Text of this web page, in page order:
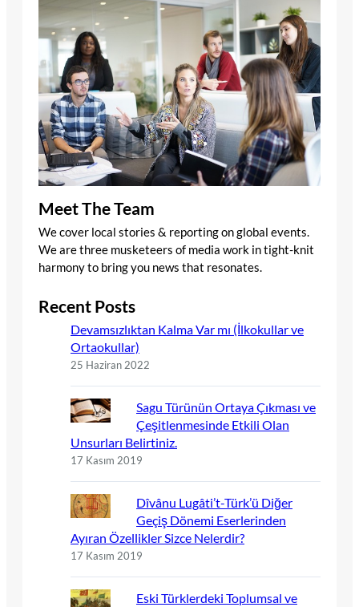
Meet The Team
We cover local stories & reporting on global events.
We are three musketeers of media work in tight-knit
harmony to bring you news that resonates.
Recent Posts
Devamsızlıktan Kalma Var mı (İlkokullar ve
Ortaokullar)
25 Haziran 2022
Sagu Türünün Ortaya Çıkması ve
Çeşitlenmesinde Etkili Olan
Unsurları Belirtiniz.
17 Kasım 2019
Dîvânu Lugâti’t-Türk’ü Diğer
Geçiş Dönemi Eserlerinden
Ayıran Özellikler Sizce Nelerdir?
17 Kasım 2019
Eski Türklerdeki Toplumsal ve